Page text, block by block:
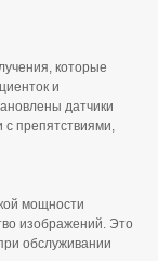
которые
и
датчики
препятствиями,
мощности
изображений. Это
обслуживании